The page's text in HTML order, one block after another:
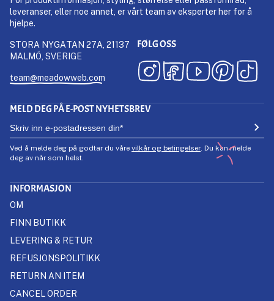
leveranser, eller noe annet, er vårt team av eksperter her for å
hjelpe.
STORA NYGATAN 27A, 21137
MALMÖ, SVERIGE
team@meadowweb.com
FØLG OSS
MELD DEG PÅ E-POST NYHETSBREV
Ved å melde deg på godtar du våre vilkår og betingelser. Du kan melde
deg av når som helst.
INFORMASJON
OM
FINN BUTIKK
LEVERING & RETUR
REFUSJONSPOLITIKK
RETURN AN ITEM
CANCEL ORDER